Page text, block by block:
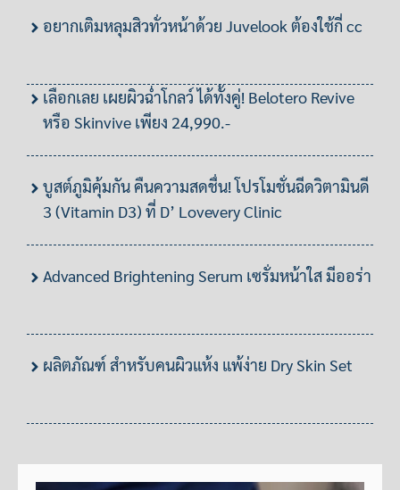
อยากเติมหลุมสิวทั่วหน้าด้วย Juvelook ต้องใช้กี่ cc
เลือกเลย เผยผิวฉ่ำโกลว์ ได้ทั้งคู่! Belotero Revive
หรือ Skinvive เพียง 24,990.-
บูสต์ภูมิคุ้มกัน คืนความสดชื่น! โปรโมชั่นฉีดวิตามินดี
3 (Vitamin D3) ที่ D’ Lovevery Clinic
Advanced Brightening Serum เซรั่มหน้าใส มีออร่า
ผลิตภัณฑ์ สำหรับคนผิวแห้ง แพ้ง่าย Dry Skin Set